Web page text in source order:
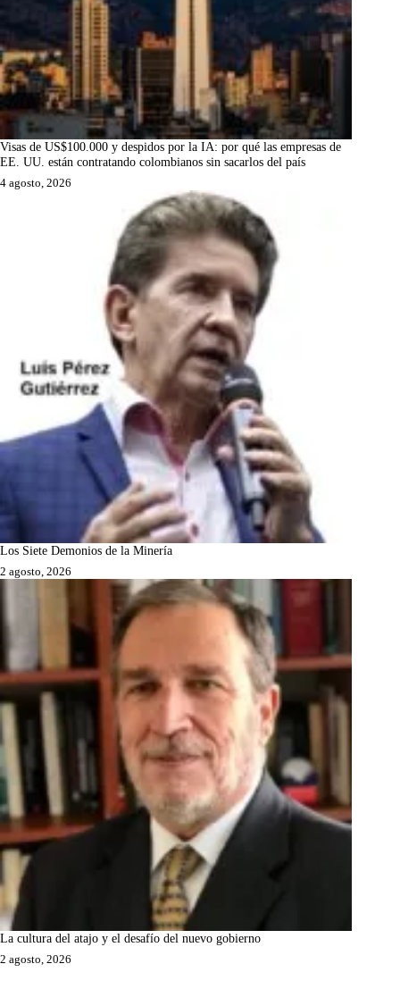
Visas de US$100.000 y despidos por la IA: por qué las empresas de
EE. UU. están contratando colombianos sin sacarlos del país
4 agosto, 2026
Los Siete Demonios de la Minería
2 agosto, 2026
La cultura del atajo y el desafío del nuevo gobierno
2 agosto, 2026